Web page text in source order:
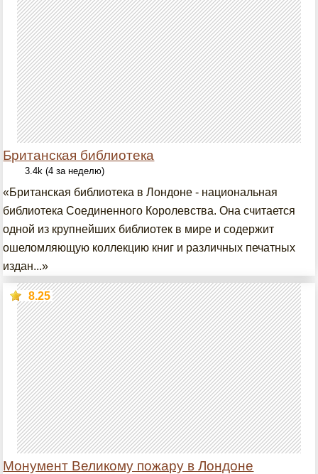
Британская библиотека
3.4k (4 за неделю)
«Британская библиотека в Лондоне - национальная
библиотека Соединенного Королевства. Она считается
одной из крупнейших библиотек в мире и содержит
ошеломляющую коллекцию книг и различных печатных
издан...»
Монумент Великому пожару в Лондоне
8.25